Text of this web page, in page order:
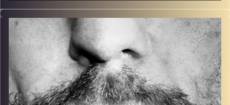
זיפים, מוזיקה מחוספסת של הופעות חיות. הרבה ג'אם, רוק,
בלוז, bluegrass, ג'אז, Fאנק, פרוגרסיב ואפילו אלקטרוניקה.
כל מה שחי, אמיתי ונושם.
עם שמוליק רגב.
קרדיט תמונות: David Goehring